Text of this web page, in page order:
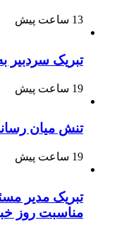
13 ساعت پیش
تبریک سردبیر به
19 ساعت پیش
تنش میان
19 ساعت پیش
تبریک مدیر
مناسبت روز